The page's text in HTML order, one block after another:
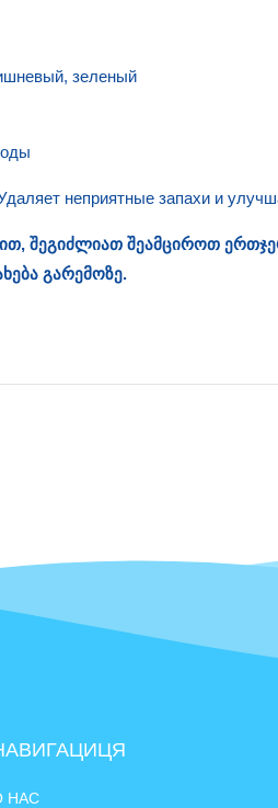
зеленый
неприятные запахи и
შეგიძლიათ შეამციროთ
გარემოზე.
НАС